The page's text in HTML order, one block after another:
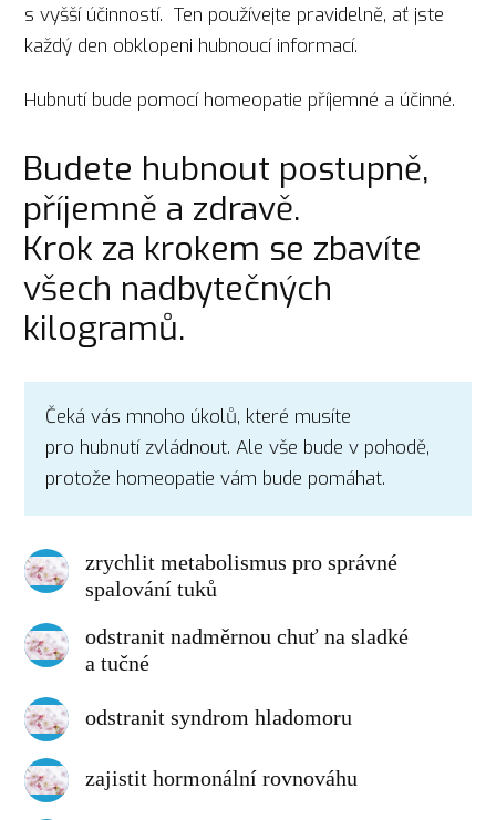
s vyšší účinností. Ten používejte pravidelně, ať jste
každý den obklopeni hubnoucí informací.
Hubnutí bude pomocí homeopatie příjemné a účinné.
Budete hubnout postupně,
příjemně a zdravě.
Krok za krokem se zbavíte
všech nadbytečných
kilogramů.
Čeká vás mnoho úkolů, které musíte
pro hubnutí zvládnout. Ale vše bude v pohodě,
protože homeopatie vám bude pomáhat.
zrychlit metabolismus pro správné
spalování tuků
odstranit nadměrnou chuť na sladké
a tučné
odstranit syndrom hladomoru
zajistit hormonální rovnováhu